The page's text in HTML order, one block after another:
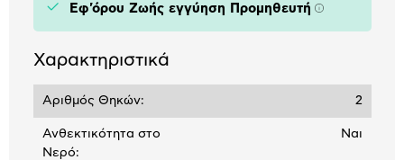
Εφ'όρου Ζωής εγγύηση Προμηθευτή
Χαρακτηριστικά
Αριθμός Θηκών: 2
Ανθεκτικότητα στο
Νερό:
Ναι